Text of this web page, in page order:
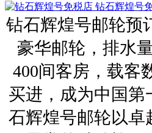
钻石辉煌号
钻石辉煌号邮轮预
豪华邮轮，排水
400间客房，载客
买进，成为中国
石辉煌号邮轮以卓